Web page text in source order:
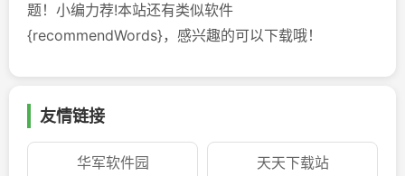
题！小编力荐!本站还有类似软件
{recommendWords}，感兴趣的可以下载哦！
友情链接
华军软件园 天天下载站